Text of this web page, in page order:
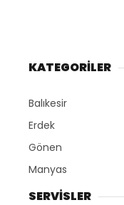
KATEGORİLER
Balıkesir
Erdek
Gönen
Manyas
SERVİSLER